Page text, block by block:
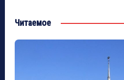
Читаемое